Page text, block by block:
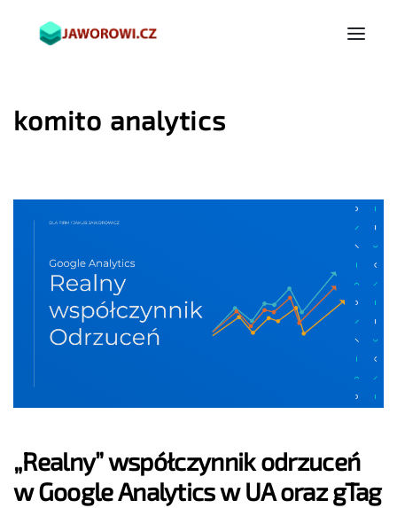
komito analytics
„Realny” współczynnik odrzuceń
w Google Analytics w UA oraz gTag